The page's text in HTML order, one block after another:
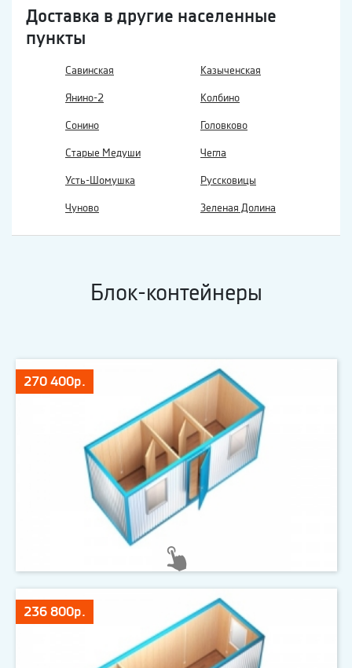
Доставка в другие населенные
пункты
Савинская Казыченская
Янино-2 Колбино
Сонино Головково
Старые Медуши Чегла
Усть-Шомушка Руссковицы
Чуново Зеленая Долина
Блок-контейнеры
270 400р.
236 800р.